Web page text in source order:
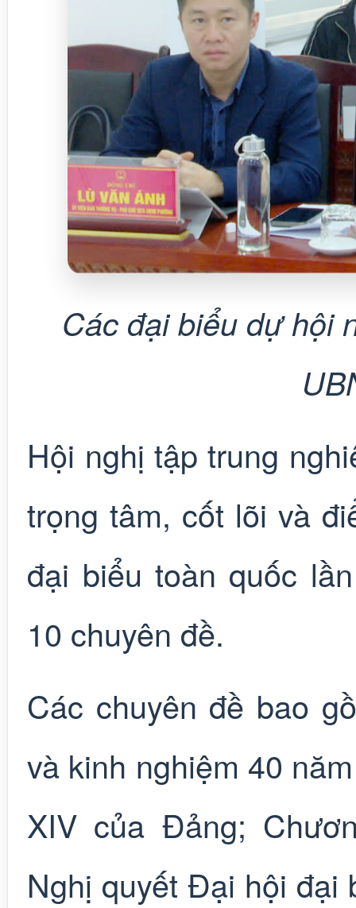
Các đại biểu dự hội
Hội nghị tập trung
trọng tâm, cốt lõi và
đại biểu toàn quốc
10 chuyên đề.
Các chuyên đề bao
và kinh nghiệm 40
XIV của Đảng;
Nghị quyết Đại hội đại